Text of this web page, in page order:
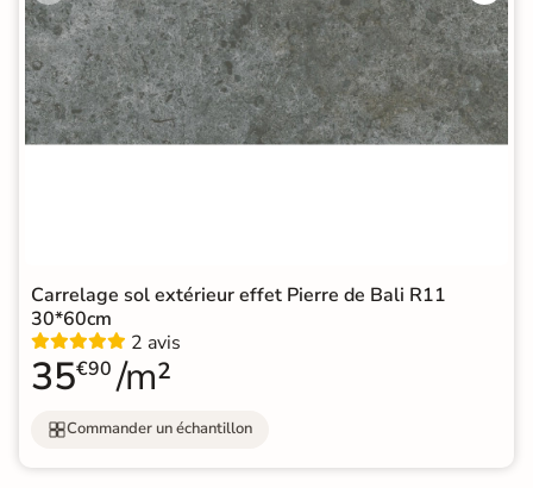
Carrelage sol extérieur effet Pierre de Bali R11
30*60cm
2 avis
35€90 /m²
Commander un échantillon